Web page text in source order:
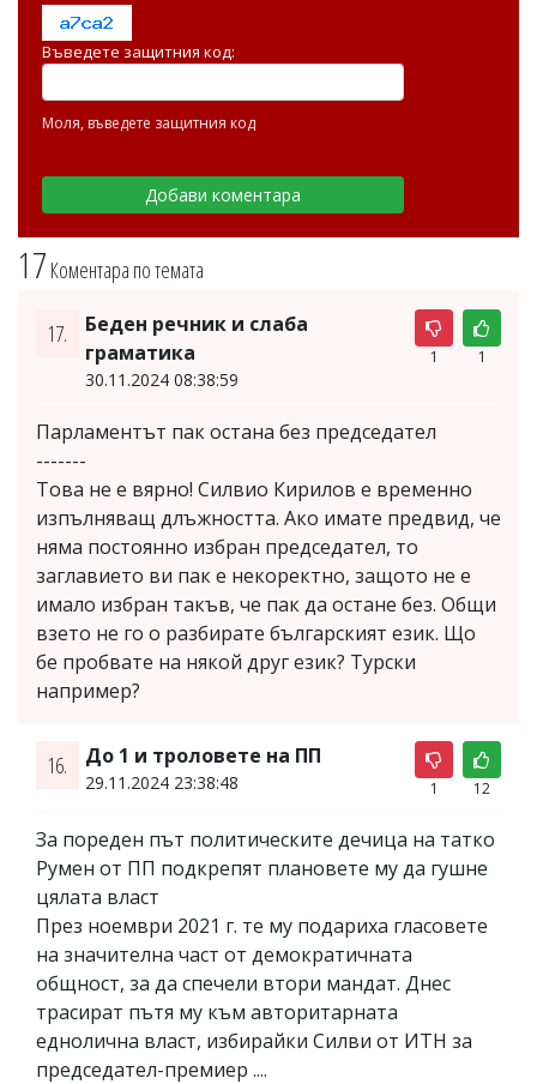
17 Коментара по темата
17.
Беден речник и слаба
граматика
30.11.2024 08:38:59
1 1
Парламентът пак остана без председател
-------
Това не е вярно! Силвио Кирилов е временно
изпълняващ длъжността. Ако имате предвид, че
няма постоянно избран председател, то
заглавието ви пак е некоректно, защото не е
имало избран такъв, че пак да остане без. Общи
взето не го о разбирате българският език. Що
бе пробвате на някой друг език? Турски
например?
16. До 1 и троловете на ПП
29.11.2024 23:38:48 1 12
За пореден път политическите дечица на татко
Румен от ПП подкрепят плановете му да гушне
цялата власт
През ноември 2021 г. те му подариха гласовете
на значителна част от демократичната
общност, за да спечели втори мандат. Днес
трасират пътя му към авторитарната
еднолична власт, избирайки Силви от ИТН за
председател-премиер ....
Въведете защитния код:
Моля, въведете защитния код